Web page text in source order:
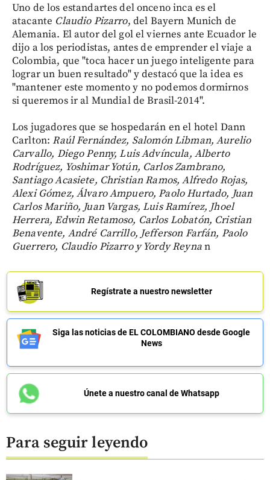
Uno de los estandartes del onceno inca es el
atacante Claudio Pizarro, del Bayern Munich de
Alemania. El autor del gol el viernes ante Ecuador le
dijo a los periodistas, antes de emprender el viaje a
Colombia, que "toca hacer un juego inteligente para
lograr un buen resultado" y destacó que la idea es
"mantener este momento y no podemos dormirnos
si queremos ir al Mundial de Brasil-2014".
Los jugadores que se hospedarán en el hotel Dann
Carlton:Raúl Fernández, Salomón Libman, Aurelio
Carvallo, Diego Penny, Luis Advíncula, Alberto
Rodríguez, Yoshimar Yotún, Carlos Zambrano,
Santiago Acasiete, Christian Ramos, Alfredo Rojas,
Alexi Gómez, Álvaro Ampuero, Paolo Hurtado, Juan
Carlos Mariño, Juan Vargas, Luis Ramírez, Jhoel
Herrera, Edwin Retamoso, Carlos Lobatón, Cristian
Benavente, André Carrillo, Jefferson Farfán, Paolo
Guerrero, Claudio Pizarro y Yordy Reynan
Regístrate a nuestro newsletter
Siga las noticias de EL COLOMBIANO desde Google
News
Únete a nuestro canal de Whatsapp
Para seguir leyendo